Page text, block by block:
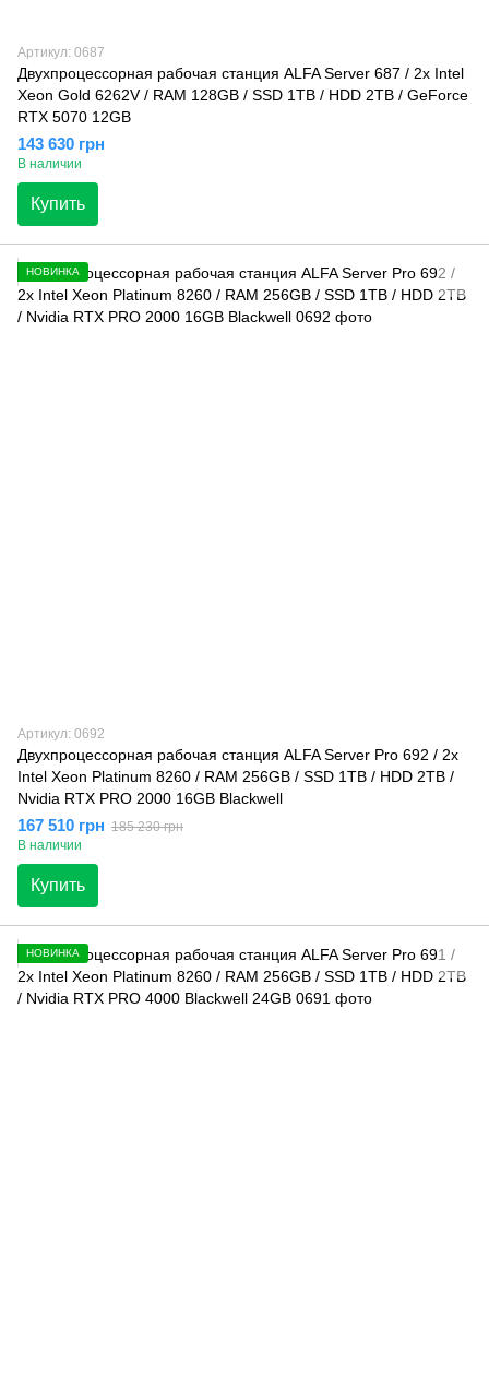
Артикул: 0687
Двухпроцессорная рабочая станция ALFA Server 687 / 2х Intel
Xeon Gold 6262V / RAM 128GB / SSD 1TB / HDD 2TB / GeForce
RTX 5070 12GB
143 630 грн
В наличии
Купить
НОВИНКА
Артикул: 0692
Двухпроцессорная рабочая станция ALFA Server Pro 692 / 2х
Intel Xeon Platinum 8260 / RAM 256GB / SSD 1TB / HDD 2TB /
Nvidia RTX PRO 2000 16GB Blackwell
167 510 грн 185 230 грн
В наличии
Купить
НОВИНКА